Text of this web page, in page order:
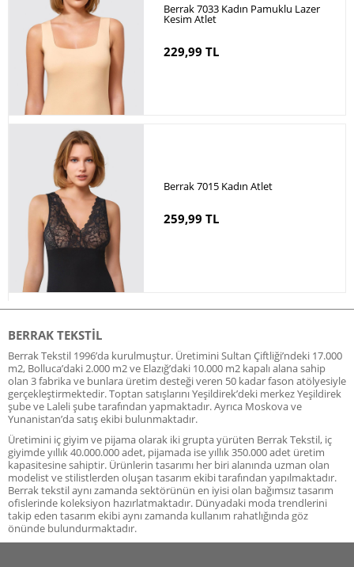
Berrak 7033 Kadın Pamuklu Lazer
Kesim Atlet
229,99 TL
Berrak 7015 Kadın Atlet
259,99 TL
BERRAK TEKSTIL
Berrak Tekstil 1996’da kurulmuştur. Üretimini Sultan Çiftliği’ndeki 17.000
m2, Bolluca’daki 2.000 m2 ve Elazığ’daki 10.000 m2 kapalı alana sahip
olan 3 fabrika ve bunlara üretim desteği veren 50 kadar fason atölyesiyle
gerçekleştirmektedir. Toptan satışlarını Yeşildirek’deki merkez Yeşildirek
şube ve Laleli şube tarafından yapmaktadır. Ayrıca Moskova ve
Yunanistan’da satış ekibi bulunmaktadır.
Üretimini iç giyim ve pijama olarak iki grupta yürüten Berrak Tekstil, iç
giyimde yıllık 40.000.000 adet, pijamada ise yıllık 350.000 adet üretim
kapasitesine sahiptir. Ürünlerin tasarımı her biri alanında uzman olan
modelist ve stilistlerden oluşan tasarım ekibi tarafından yapılmaktadır.
Berrak tekstil aynı zamanda sektörünün en iyisi olan bağımsız tasarım
ofislerinde koleksiyon hazırlatmaktadır. Dünyadaki moda trendlerini
takip eden tasarım ekibi aynı zamanda kullanım rahatlığında göz
önünde bulundurmaktadır.